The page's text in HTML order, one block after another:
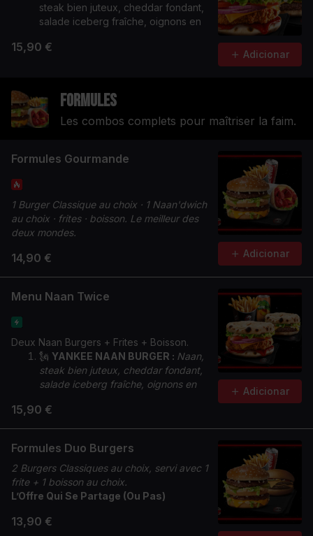
steak bien juteux, cheddar fondant,
salade iceberg fraîche, oignons en
🌶️CRUNCHY NAAN BURGER :
croquante, oignons rouges, rondelles
de tomate, sauce Chicken Max &
sauce Tinger.
15,90 €
Adicionar
Formules
Les combos complets pour maîtriser la faim.
Formules Gourmande
1 Burger Classique au choix · 1 Naan'dwich
au choix · frites · boisson. Le meilleur des
deux mondes.
14,90 € Adicionar
Menu Naan Twice
Deux Naan Burgers + Frites + Boisson.
🗽 YANKEE NAAN BURGER : Naan,
steak bien juteux, cheddar fondant,
salade iceberg fraîche, oignons en
🌶️CRUNCHY NAAN BURGER :
poulet Tinger bien croustillant,
croquante, oignons rouges, rondelles
de tomate, sauce Chicken Max &
sauce Tinger.
15,90 €
Adicionar
Formules Duo Burgers
2 Burgers Classiques au choix, servi avec 1
frite + 1 boisson au choix.
L’Offre Qui Se Partage (Ou Pas)
13,90 €